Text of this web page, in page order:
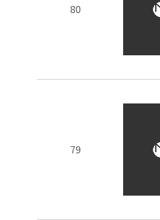
80
79